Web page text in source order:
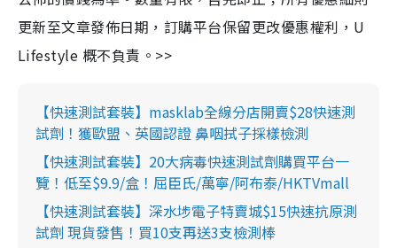
更新至文章發佈日期，訂購平台保留更改優惠權利，U
Lifestyle 概不負責。>>
【快速測試套裝】masklab全線分店開賣$28快速測
試劑！獲歐盟、英國認證 鼻咽拭子採樣檢測
【快速測試套裝】20大病毒快速測試劑購買平台一
覽！低至$9.9/盒！屈臣氏/萬寧/阿布泰/HKTVmall
【快速測試套裝】深水埗電子特賣城$15快速抗原測
試劑 現貨發售！買10支再送3支檢測棒